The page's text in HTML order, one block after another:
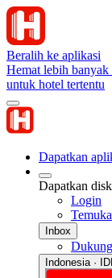
Beralih ke aplikasi
Hemat lebih
untuk hotel tertentu
Dapatkan
Dapatkan
Login
Inbox
Indonesia ·